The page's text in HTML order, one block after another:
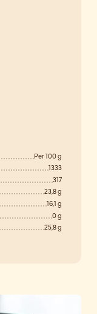
Per 100 g
1333
317
23,8 g
16,1 g
0 g
25,8 g